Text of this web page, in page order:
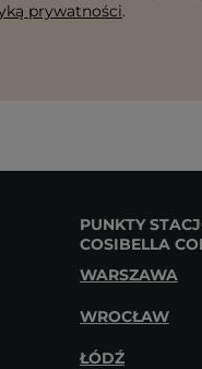
prywatności.
PUNKTY
COSIBELLA
WARSZAWA
WROCŁAW
ŁÓDŹ